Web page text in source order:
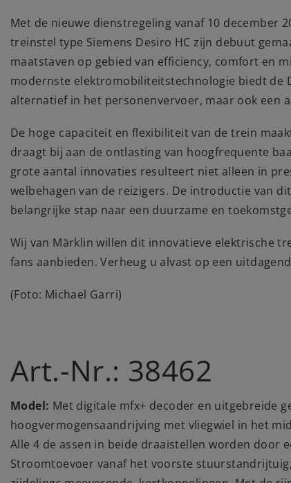
Met de nieuwe dienstregeling vanaf 10 december
treinstel type Siemens Desiro HC zijn debuut
maatstaven op gebied van efficiency, comfort en
modernste elektromobiliteitstechnologie biedt de
alternatief in het personenvervoer, maar ook een
De hoge capaciteit en flexibiliteit van de trein
draagt bij aan de ontlasting van hoogfrequente
grote aantal innovaties resulteert niet alleen in
welbehagen van de reizigers. De introductie van
belangrijke stap naar een duurzame en
Wij van Märklin willen dit innovatieve elektrische
fans aanbieden. Verheug u alvast op een
(Foto: Michael Garri)
Art.-Nr.: 38462
Model: Met digitale mfx+ decoder en uitgebreide
hoogvermogensaandrijving met vliegwiel in het
Alle 4 de assen in beide draaistellen worden door
Stroomtoevoer vanaf het voorste